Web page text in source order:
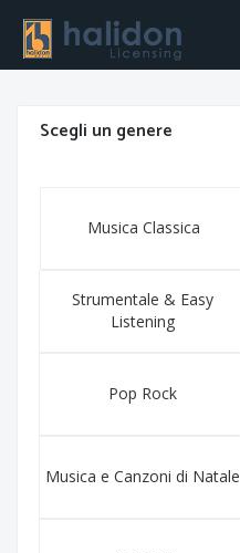
Scegli un genere
Musica Classica
Strumentale & Easy
Listening
Pop Rock
Musica e Canzoni di Natale